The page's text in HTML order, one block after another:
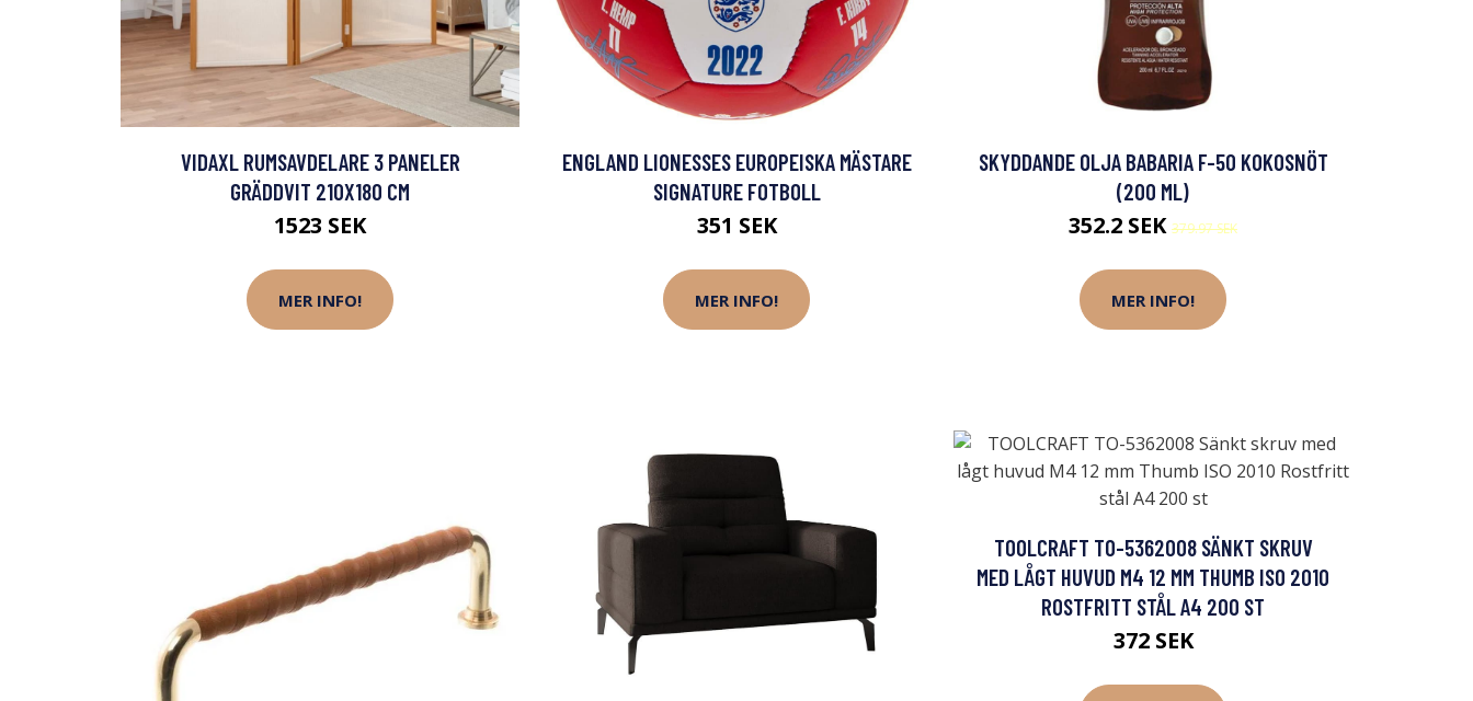
VIDAXL RUMSAVDELARE 3 PANELER
GRÄDDVIT 210X180 CM
1523 SEK
MER INFO!
ENGLAND LIONESSES EUROPEISKA MÄSTARE
SIGNATURE FOTBOLL
351 SEK
MER INFO!
SKYDDANDE OLJA BABARIA F-50 KOKOSNÖT
(200 ML)
352.2 SEK 379.97 SEK
MER INFO!
TOOLCRAFT TO-5362008 SÄNKT SKRUV
MED LÅGT HUVUD M4 12 MM THUMB ISO 2010
ROSTFRITT STÅL A4 200 ST
372 SEK